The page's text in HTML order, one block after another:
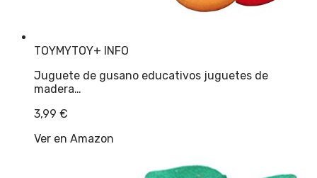
TOYMYTOY+ INFO
Juguete de gusano educativos juguetes de
madera…
3,99 €
Ver en Amazon